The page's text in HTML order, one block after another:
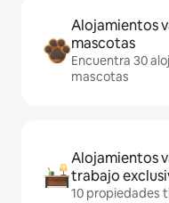
Alojamientos
mascotas
Encuentra 30
mascotas
Alojamientos
trabajo
10 propiedades